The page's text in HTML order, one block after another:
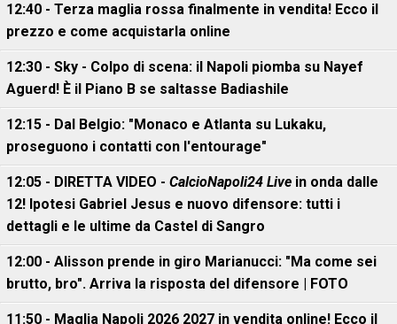
12:40 - Terza maglia rossa finalmente in vendita! Ecco il
prezzo e come acquistarla online
12:30 - Sky - Colpo di scena: il Napoli piomba su Nayef
Aguerd! È il Piano B se saltasse Badiashile
12:15 - Dal Belgio: "Monaco e Atlanta su Lukaku,
proseguono i contatti con l'entourage"
12:05 - DIRETTA VIDEO - CalcioNapoli24 Live in onda dalle
12! Ipotesi Gabriel Jesus e nuovo difensore: tutti i
dettagli e le ultime da Castel di Sangro
12:00 - Alisson prende in giro Marianucci: "Ma come sei
brutto, bro". Arriva la risposta del difensore | FOTO
11:50 - Maglia Napoli 2026 2027 in vendita online! Ecco il